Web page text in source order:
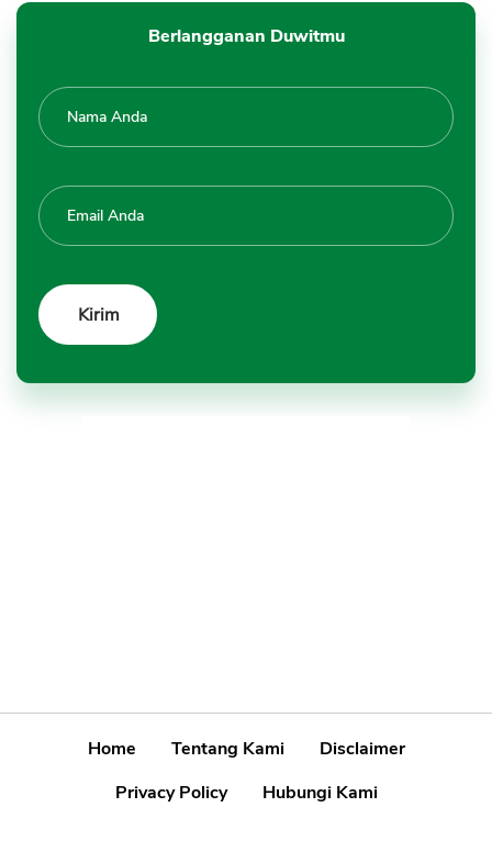
Berlangganan Duwitmu
Home Tentang Kami
Disclaimer
Privacy Policy
Hubungi Kami